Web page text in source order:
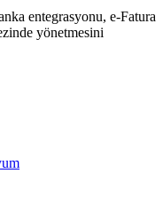
entegrasyonu, e-Fatura
yönetmesini